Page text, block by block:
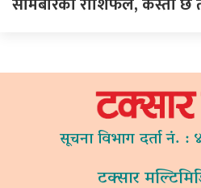
सूचना विभाग दर्ता नं.
टक्सार